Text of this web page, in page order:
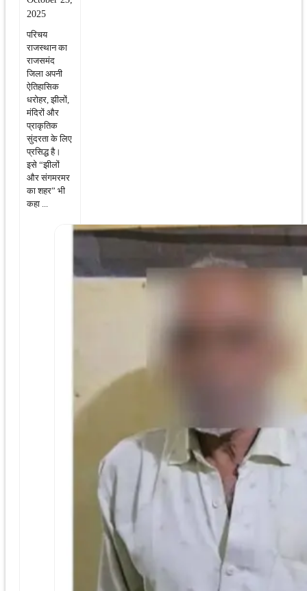
2025
परिचय
राजस्थान का
राजसमंद
जिला अपनी
ऐतिहासिक
धरोहर, झीलों,
मंदिरों और
प्राकृतिक
सुंदरता के लिए
प्रसिद्ध है।
इसे “झीलों
और संगमरमर
का शहर” भी
कहा ...